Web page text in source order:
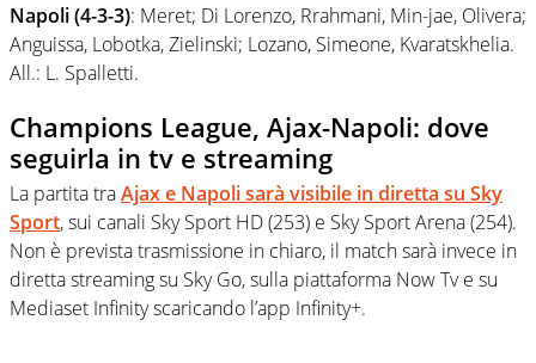
Napoli (4-3-3): Meret; Di Lorenzo, Rrahmani, Min-jae, Olivera;
Anguissa, Lobotka, Zielinski; Lozano, Simeone, Kvaratskhelia.
All.: L. Spalletti.
Champions League, Ajax-Napoli: dove
seguirla in tv e streaming
La partita traAjax e Napoli sarà visibile in diretta su Sky
Sport, sui canali Sky Sport HD (253) e Sky Sport Arena (254).
Non è prevista trasmissione in chiaro, il match sarà invece in
diretta streaming su Sky Go, sulla piattaforma Now Tv e su
Mediaset Infinity scaricando l’app Infinity+.